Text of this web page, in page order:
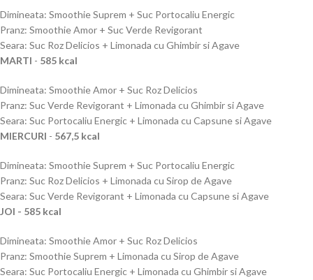
Dimineata: Smoothie Suprem + Suc Portocaliu Energic
Pranz: Smoothie Amor + Suc Verde Revigorant
Seara: Suc Roz Delicios + Limonada cu Ghimbir si Agave
MARTI - 585 kcal
Dimineata: Smoothie Amor + Suc Roz Delicios
Pranz: Suc Verde Revigorant + Limonada cu Ghimbir si Agave
Seara: Suc Portocaliu Energic + Limonada cu Capsune si Agave
MIERCURI - 567,5 kcal
Dimineata: Smoothie Suprem + Suc Portocaliu Energic
Pranz: Suc Roz Delicios + Limonada cu Sirop de Agave
Seara: Suc Verde Revigorant + Limonada cu Capsune si Agave
JOI - 585 kcal
Dimineata: Smoothie Amor + Suc Roz Delicios
Pranz: Smoothie Suprem + Limonada cu Sirop de Agave
Seara: Suc Portocaliu Energic + Limonada cu Ghimbir si Agave